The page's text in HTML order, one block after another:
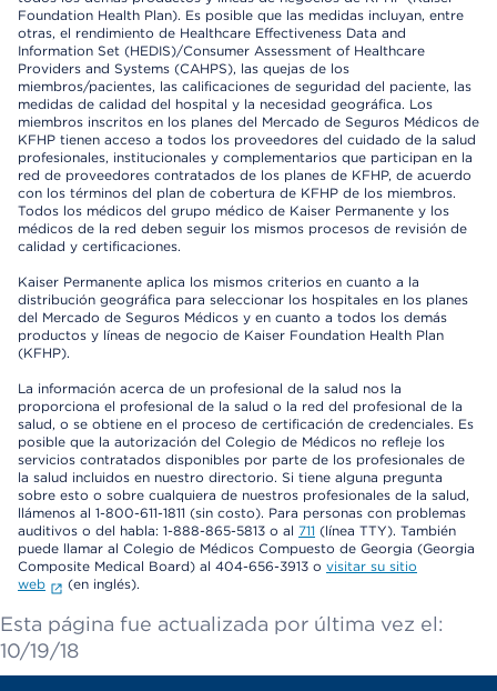
Foundation Health Plan). Es posible que las medidas incluyan, entre
otras, el rendimiento de Healthcare Effectiveness Data and
Information Set (HEDIS)/Consumer Assessment of Healthcare
Providers and Systems (CAHPS), las quejas de los
miembros/pacientes, las calificaciones de seguridad del paciente, las
medidas de calidad del hospital y la necesidad geográfica. Los
miembros inscritos en los planes del Mercado de Seguros Médicos de
KFHP tienen acceso a todos los proveedores del cuidado de la salud
profesionales, institucionales y complementarios que participan en la
red de proveedores contratados de los planes de KFHP, de acuerdo
con los términos del plan de cobertura de KFHP de los miembros.
Todos los médicos del grupo médico de Kaiser Permanente y los
médicos de la red deben seguir los mismos procesos de revisión de
calidad y certificaciones.
Kaiser Permanente aplica los mismos criterios en cuanto a la
distribución geográfica para seleccionar los hospitales en los planes
del Mercado de Seguros Médicos y en cuanto a todos los demás
productos y líneas de negocio de Kaiser Foundation Health Plan
(KFHP).
La información acerca de un profesional de la salud nos la
proporciona el profesional de la salud o la red del profesional de la
salud, o se obtiene en el proceso de certificación de credenciales. Es
posible que la autorización del Colegio de Médicos no refleje los
servicios contratados disponibles por parte de los profesionales de
la salud incluidos en nuestro directorio. Si tiene alguna pregunta
sobre esto o sobre cualquiera de nuestros profesionales de la salud,
llámenos al 1-800-611-1811 (sin costo). Para personas con problemas
auditivos o del habla: 1-888-865-5813 o al 711 (línea TTY). También
puede llamar al Colegio de Médicos Compuesto de Georgia (Georgia
Composite Medical Board) al 404-656-3913 o visitar su sitio
web
(en inglés).
Esta página fue actualizada por última vez el:
10/19/18